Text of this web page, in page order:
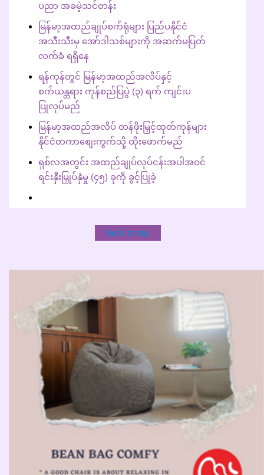
ပညာ အခမဲ့သင်တန်း
မြန်မာ့အထည်ချုပ်စက်ရုံများ ပြည်ပနိုင်ငံ
အသီးသီးမှ အော်ဒါသစ်များကို အဆက်မပြတ်
လက်ခံ ရရှိနေ
ရန်ကုန်တွင် မြန်မာ့အထည်အလိပ်နှင့်
စက်ယန္တရား ကုန်စည်ပြပွဲ (၃) ရက် ကျင်းပ
ပြုလုပ်မည်
မြန်မာ့အထည်အလိပ် တန်ဖိုးမြှင့်ထုတ်ကုန်များ
နိုင်ငံတကာစျေးကွက်သို့ ထိုးဖောက်မည်
ရှစ်လအတွင်း အထည်ချုပ်လုပ်ငန်းအပါအဝင်
ရင်းနှီးမြှုပ်နှံမှု (၄၅) ခုကို ခွင့်ပြုခဲ့
back to top